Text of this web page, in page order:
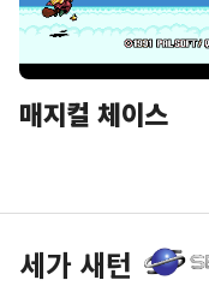
매지컬 체이스
세가 새턴